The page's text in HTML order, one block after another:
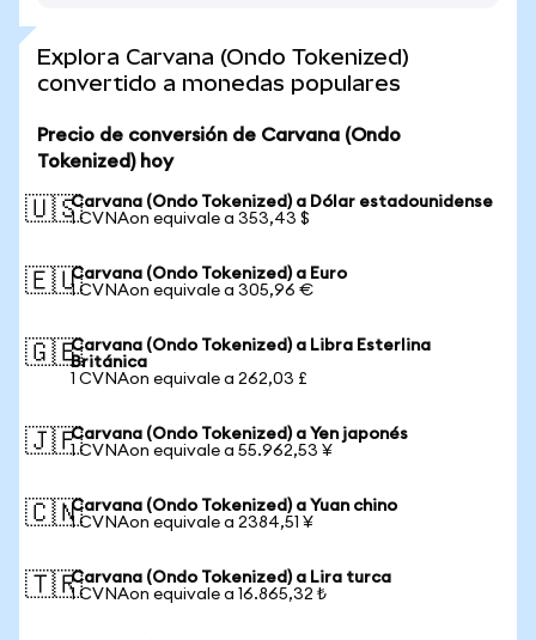
Explora Carvana (Ondo Tokenized)
convertido a monedas populares
Precio de conversión de Carvana (Ondo
Tokenized) hoy
🇺🇸Carvana (Ondo Tokenized) a Dólar estadounidense
1 CVNAon equivale a 353,43 $
🇪🇺Carvana (Ondo Tokenized) a Euro
1 CVNAon equivale a 305,96 €
🇬🇧Carvana (Ondo Tokenized) a Libra Esterlina
Británica
1 CVNAon equivale a 262,03 £
🇯🇵Carvana (Ondo Tokenized) a Yen japonés
1 CVNAon equivale a 55.962,53 ¥
🇨🇳Carvana (Ondo Tokenized) a Yuan chino
1 CVNAon equivale a 2384,51 ¥
🇹🇷Carvana (Ondo Tokenized) a Lira turca
1 CVNAon equivale a 16.865,32 ₺